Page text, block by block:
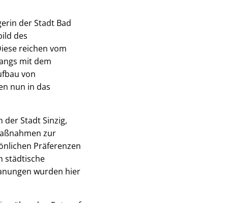
der Stadt Bad
des
reichen vom
mit dem
von
nun in das
der Stadt Sinzig,
zur
Präferenzen
städtische
wurden hier